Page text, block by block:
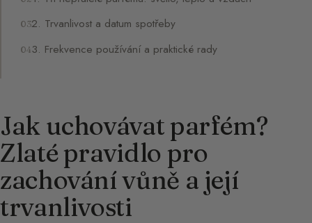
2. Trvanlivost a datum spotřeby
3. Frekvence používání a praktické rady
Jak uchovávat parfém?
Zlaté pravidlo pro
zachování vůně a její
trvanlivosti